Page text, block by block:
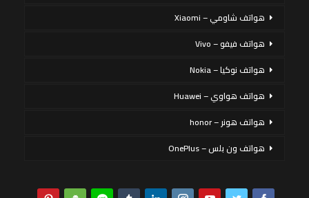
هواتف شاومي – Xiaomi
هواتف فيفو – Vivo
هواتف نوكيا – Nokia
هواتف هواوي – Huawei
هواتف هونر – honor
هواتف ون بلس – OnePlus